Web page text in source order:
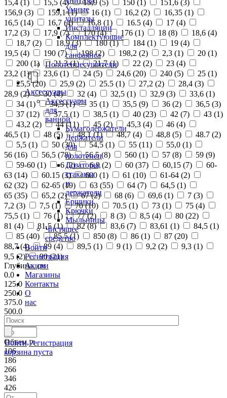
Умные
унитазы
Инсталляции
Комплектующие
для
санфаянса
Полотенцесушители
Аксессуары
Аксессуары
для
ванной
Бумагодержатели
Держатели
для
полотенец
Дозаторы,
стаканы
и
держатели
Ершики
Крючки
Мыльницы
Чистящее
средство
Войти
Регистрация
Акции
Магазины
Контакты
О
нас
Войти Регистрация
корзина пуста
15,4 (1 ) 15,5 (4) 15,9 (5) 150 (1 ) 151,6 (3)
156,9 (3) 159,1 (1) 16 (1) 16,2 (2) 16,35 (1)
16,5 (14) 16,7 (4) 16,8 (1) 16.5 (4) 17 (4)
17,2 (3) 17,9 (7) 170 (4) 176 (1) 18 (8) 18,6 (4)
18,7 (2) 18,9 (3) 180 (1) 184 (1) 19 (4)
19,5 (4) 190 (7) 198 (2) 198,2 (2) 2,3 (1) 20 (1)
200 (1) 21,3 (1) 21,7 (1) 22 (2) 23 (4)
23,2 (1) 23,6 (1) 24 (5) 24,6 (20) 240 (5) 25 (1)
25,5 (20) 25,9 (2) 25.5 (1) 27,2 (2) 28,4 (3)
28,9 (2) 30 (4) 32 (4) 32,5 (1) 32,9 (3) 33,6 (1)
34 (1) 34,5 (1) 35 (1) 35,5 (9) 36 (2) 36,5 (3)
37 (12) 37,5 (1) 38,5 (1) 40 (23) 42 (7) 43 (1)
43,2 (2) 44 (11) 45 (2) 45,3 (4) 46 (4)
46,5 (1) 48 (5) 48,1 (1) 48,7 (4) 48,8 (5) 48.7 (2)
5,5 (1) 50 (30) 54,5 (1) 55 (11) 55,0 (1)
56 (16) 56,5 (78) 56.5 (8) 560 (1) 57 (8) 59 (9)
59-60 (1) 6 (2) 6,9 (2) 60 (37) 60,15 (7)
60-
63 (14) 60.15 (3) 600 (1) 61 (10) 61-64 (2)
62 (32) 62-65 (19) 63 (55) 64 (7) 64,5 (1)
65 (35) 65,2 (2) 67 (2) 68 (6) 69,6 (1) 7 (3)
7,2 (3) 7,5 (1) 70 (10) 70.5 (1) 73 (1) 75 (4)
75,5 (1) 76 (1) 77 (2) 8 (3) 8,5 (4) 80 (22)
81 (4) 81,5 (1) 82 (8) 83,6 (7) 83,61 (1) 84,5 (1)
85 (40) 85,5 (1) 850 (8) 86 (1) 87 (20)
88,7 (4) 89 (4) 89,5 (1) 9 (1) 9,2 (2) 9,3 (1)
9,5 (2) 90 (21)
Глубина, см
0.0
125.0
250.0
375.0
500.0
Объем, л
106
186
266
346
426